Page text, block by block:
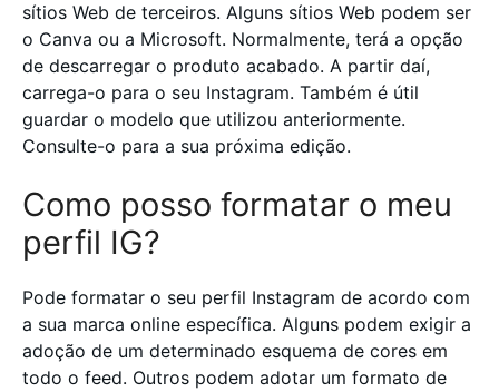
sítios Web de terceiros. Alguns sítios Web podem ser
o Canva ou a Microsoft. Normalmente, terá a opção
de descarregar o produto acabado. A partir daí,
carrega-o para o seu Instagram. Também é útil
guardar o modelo que utilizou anteriormente.
Consulte-o para a sua próxima edição.
Como posso formatar o meu
perfil IG?
Pode formatar o seu perfil Instagram de acordo com
a sua marca online específica. Alguns podem exigir a
adoção de um determinado esquema de cores em
todo o feed. Outros podem adotar um formato de